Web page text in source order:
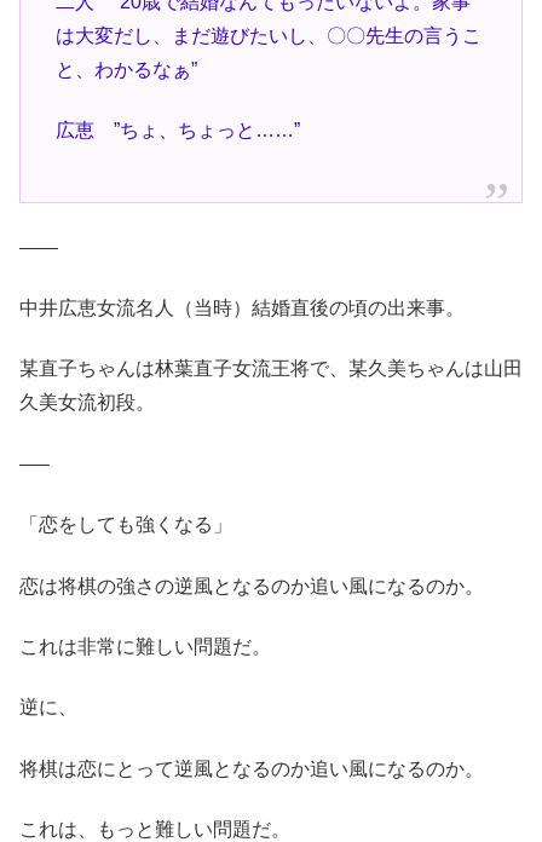
は大変だし、まだ遊びたいし、〇〇先生の言うこ
と、わかるなぁ”
広恵 ”ちょ、ちょっと……”
——
中井広恵女流名人（当時）結婚直後の頃の出来事。
某直子ちゃんは林葉直子女流王将で、某久美ちゃんは山田
久美女流初段。
—–
「恋をしても強くなる」
恋は将棋の強さの逆風となるのか追い風になるのか。
これは非常に難しい問題だ。
逆に、
将棋は恋にとって逆風となるのか追い風になるのか。
これは、もっと難しい問題だ。